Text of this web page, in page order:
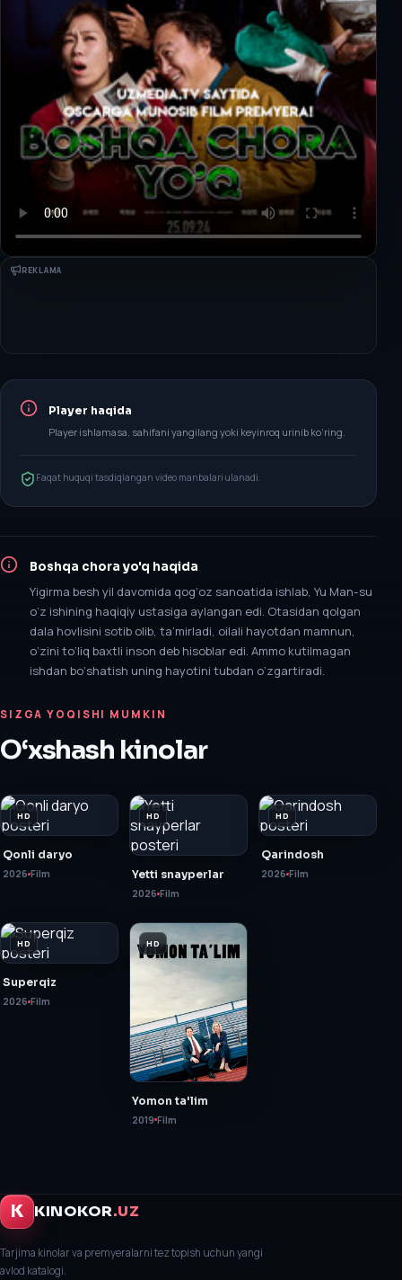
REKLAMA
Player haqida
Player ishlamasa, sahifani yangilang yoki keyinroq urinib ko‘ring.
Faqat huquqi tasdiqlangan video manbalari ulanadi.
Boshqa chora yo'q haqida
Yigirma besh yil davomida qog‘oz sanoatida ishlab, Yu Man-su
o‘z ishining haqiqiy ustasiga aylangan edi. Otasidan qolgan
dala hovlisini sotib olib, ta’mirladi, oilali hayotdan mamnun,
o‘zini to‘liq baxtli inson deb hisoblar edi. Ammo kutilmagan
ishdan bo‘shatish uning hayotini tubdan o‘zgartiradi.
SIZGA YOQISHI MUMKIN
O‘xshash kinolar
HD
Qonli daryo
2026 Film
HD
Yetti snayperlar
2026 Film
HD
Qarindosh
2026 Film
HD
Superqiz
2026 Film
HD
Yomon ta'lim
2019 Film
K KINOKOR.UZ
Tarjima kinolar va premyeralarni tez topish uchun yangi
avlod katalogi.